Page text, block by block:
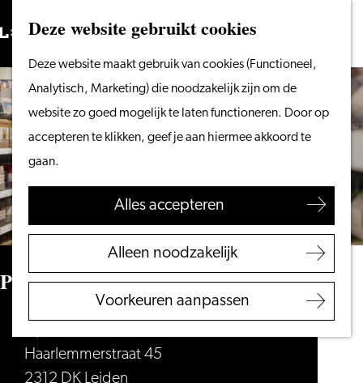
Deze website gebruikt cookies
Deze website maakt gebruik van cookies (Functioneel,
Analytisch, Marketing) die noodzakelijk zijn om de
website zo goed mogelijk te laten functioneren. Door op
accepteren te klikken, geef je aan hiermee akkoord te
gaan.
Alles accepteren
Alleen noodzakelijk
Voorkeuren aanpassen
Ga
naar
de
homepage
Menu
ZoekenVanaf het water
wandelen
Winkelen
Eten & drinken
Met kinderen
VVV Leiden
Bereikbaarheid
Regio Leiden
Zoeken
Pipoos
Haarlemmerstraat 45
2312 DK Leiden